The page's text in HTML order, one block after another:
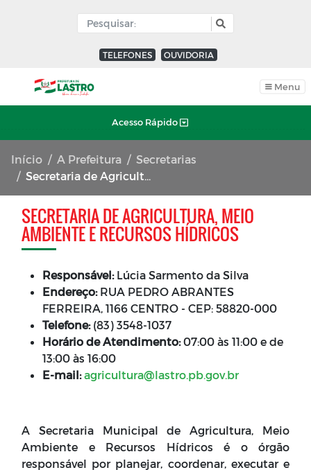
TELEFONES OUVIDORIA
Menu
Acesso Rápido
Início A Prefeitura
Secretarias
Secretaria de Agricultura, Meio Ambiente e Recursos Hídricos
SECRETARIA DE AGRICULTURA, MEIO
AMBIENTE E RECURSOS HÍDRICOS
Responsável:Lúcia Sarmento da Silva
Endereço:RUA PEDRO ABRANTES
FERREIRA, 1166 CENTRO - CEP: 58820-000
Telefone:(83) 3548-1037
Horário de Atendimento:07:00 às 11:00 e de
13:00 às 16:00
E-mail:agricultura@lastro.pb.gov.br
A Secretaria Municipal de Agricultura, Meio
Ambiente e Recursos Hídricos é o órgão
responsável por planejar, coordenar, executar e